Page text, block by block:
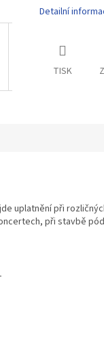
Detailní
TISK
uplatnění při
při stavbě